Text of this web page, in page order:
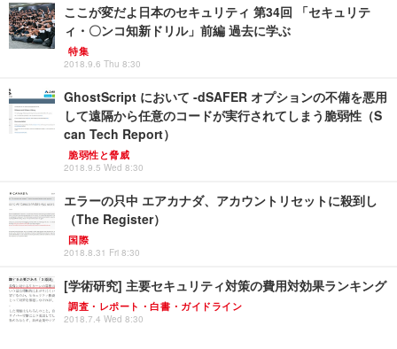
ここが変だよ日本のセキュリティ 第34回 「セキュリテ
ィ・〇ンコ知新ドリル」前編 過去に学ぶ
特集
2018.9.6 Thu 8:30
GhostScript において -dSAFER オプションの不備を悪用
して遠隔から任意のコードが実行されてしまう脆弱性（S
can Tech Report）
脆弱性と脅威
2018.9.5 Wed 8:30
エラーの只中 エアカナダ、アカウントリセットに殺到し
（The Register）
国際
2018.8.31 Fri 8:30
[学術研究] 主要セキュリティ対策の費用対効果ランキング
調査・レポート・白書・ガイドライン
2018.7.4 Wed 8:30